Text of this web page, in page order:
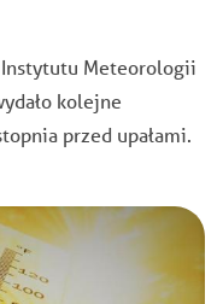
Meteorologii
kolejne
przed upałami.